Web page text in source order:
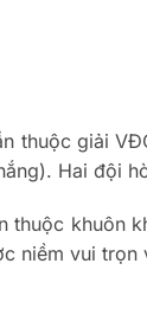
thuộc giải
Hai đội
thuộc khuôn
niềm vui trọn